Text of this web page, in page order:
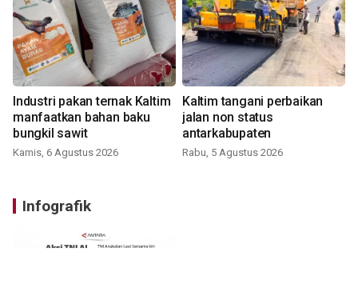
Industri pakan ternak Kaltim
manfaatkan bahan baku
bungkil sawit
Kamis, 6 Agustus 2026
Kaltim tangani perbaikan
jalan non status
antarkabupaten
Rabu, 5 Agustus 2026
Infografik